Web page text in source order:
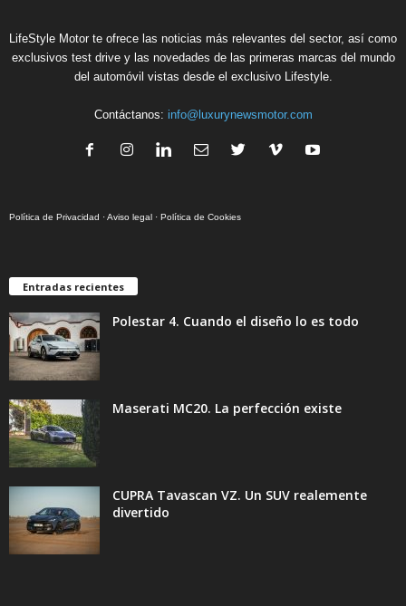
LifeStyle Motor te ofrece las noticias más relevantes del sector, así como
exclusivos test drive y las novedades de las primeras marcas del mundo
del automóvil vistas desde el exclusivo Lifestyle.
Contáctanos: info@luxurynewsmotor.com
Política de Privacidad ·Aviso legal · Política de Cookies
Entradas recientes
Polestar 4. Cuando el diseño lo es todo
Maserati MC20. La perfección existe
CUPRA Tavascan VZ. Un SUV realemente
divertido